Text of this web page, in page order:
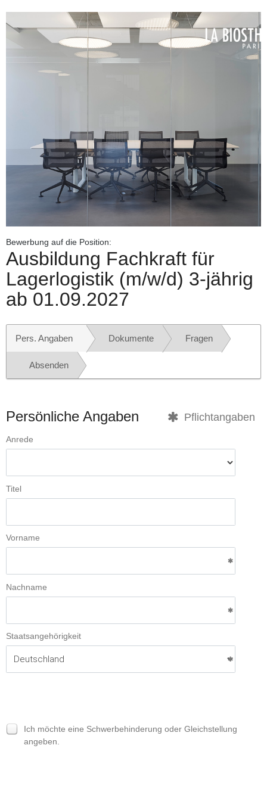
Bewerbung auf die Position:
Ausbildung Fachkraft für
Lagerlogistik (m/w/d) 3-jährig
ab 01.09.2027
Pers. Angaben Dokumente Fragen
Absenden
Persönliche Angaben Pflichtangaben
Anrede
Titel
Vorname
Nachname
Staatsangehörigkeit
Ich möchte eine Schwerbehinderung oder Gleichstellung
angeben.